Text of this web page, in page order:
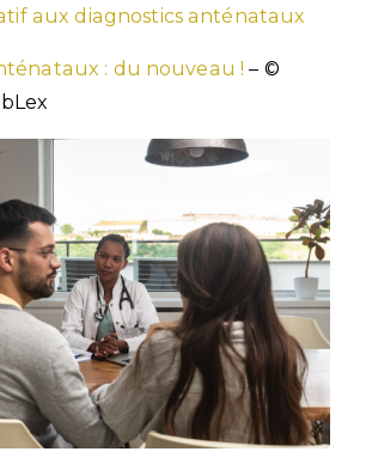
aux diagnostics anténataux
: du nouveau ! – ©